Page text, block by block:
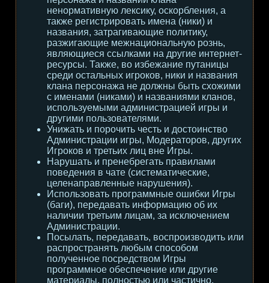
ненормативную лексику, оскорбления, а
также регистрировать имена (ники) и
названия, затрагивающие политику,
разжигающие межнациональную рознь,
являющиеся ссылками на другие интернет-
ресурсы. Также, во избежание путаницы
среди остальных игроков, ники и названия
клана персонажа не должны быть схожими
с именами (никами) и названиями кланов,
используемыми администрацией игры и
другими пользователями.
Унижать и порочить честь и достоинство
Администрации игры, Модераторов, других
Игроков и третьих лиц вне Игры.
Нарушать и пренебрегать правилами
поведения в чате (систематические,
целенаправленные нарушения).
Использовать программные ошибки Игры
(баги), передавать информацию об их
наличии третьим лицам, за исключением
Администрации.
Посылать, передавать, воспроизводить или
распространять любым способом
полученное посредством Игры
программное обеспечение или другие
материалы, полностью или частично,